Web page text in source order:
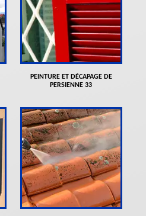
PEINTURE ET DÉCAPAGE DE
PERSIENNE 33